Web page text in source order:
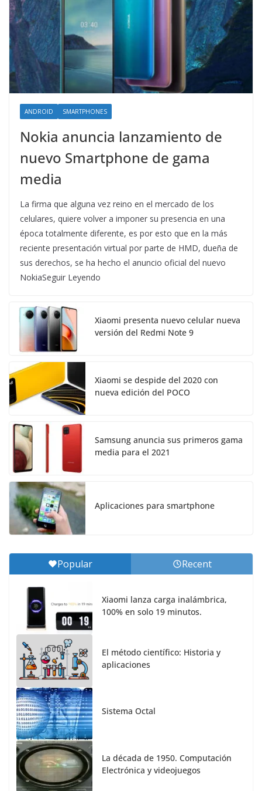
ANDROID SMARTPHONES
Nokia anuncia lanzamiento de
nuevo Smartphone de gama
media
La firma que alguna vez reino en el mercado de los
celulares, quiere volver a imponer su presencia en una
época totalmente diferente, es por esto que en la más
reciente presentación virtual por parte de HMD, dueña de
sus derechos, se ha hecho el anuncio oficial del nuevo
NokiaSeguir Leyendo
Xiaomi presenta nuevo celular nueva
versión del Redmi Note 9
Xiaomi se despide del 2020 con
nueva edición del POCO
Samsung anuncia sus primeros gama
media para el 2021
Aplicaciones para smartphone
Popular Recent
Xiaomi lanza carga inalámbrica,
100% en solo 19 minutos.
El método científico: Historia y
aplicaciones
Sistema Octal
La década de 1950. Computación
Electrónica y videojuegos